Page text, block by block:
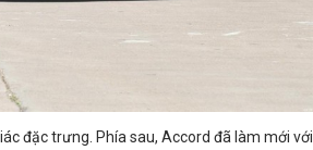
đặc trưng. Phía sau, Accord đã làm mới với